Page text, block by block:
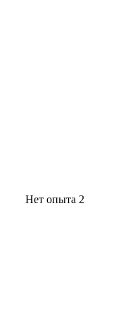
Нет опыта 2